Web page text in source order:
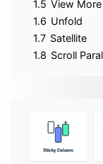
1.5 View More
1.6 Unfold
1.7 Satellite
1.8 Scroll